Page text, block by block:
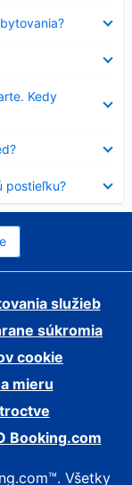
Kedy
postieľku?
služieb
súkromia
cookie
mieru
Booking.com
Všetky